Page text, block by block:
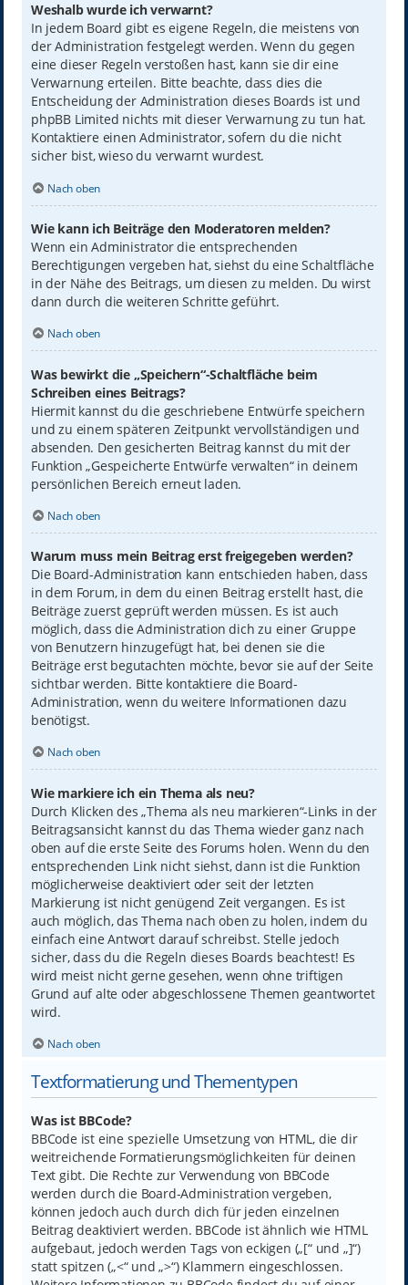
Weshalb wurde ich verwarnt?
In jedem Board gibt es eigene Regeln, die meistens von
der Administration festgelegt werden. Wenn du gegen
eine dieser Regeln verstoßen hast, kann sie dir eine
Verwarnung erteilen. Bitte beachte, dass dies die
Entscheidung der Administration dieses Boards ist und
phpBB Limited nichts mit dieser Verwarnung zu tun hat.
Kontaktiere einen Administrator, sofern du die nicht
sicher bist, wieso du verwarnt wurdest.
Nach oben
Wie kann ich Beiträge den Moderatoren melden?
Wenn ein Administrator die entsprechenden
Berechtigungen vergeben hat, siehst du eine Schaltfläche
in der Nähe des Beitrags, um diesen zu melden. Du wirst
dann durch die weiteren Schritte geführt.
Nach oben
Was bewirkt die „Speichern“-Schaltfläche beim
Schreiben eines Beitrags?
Hiermit kannst du die geschriebene Entwürfe speichern
und zu einem späteren Zeitpunkt vervollständigen und
absenden. Den gesicherten Beitrag kannst du mit der
Funktion „Gespeicherte Entwürfe verwalten“ in deinem
persönlichen Bereich erneut laden.
Nach oben
Warum muss mein Beitrag erst freigegeben werden?
Die Board-Administration kann entschieden haben, dass
in dem Forum, in dem du einen Beitrag erstellt hast, die
Beiträge zuerst geprüft werden müssen. Es ist auch
möglich, dass die Administration dich zu einer Gruppe
von Benutzern hinzugefügt hat, bei denen sie die
Beiträge erst begutachten möchte, bevor sie auf der Seite
sichtbar werden. Bitte kontaktiere die Board-
Administration, wenn du weitere Informationen dazu
benötigst.
Nach oben
Wie markiere ich ein Thema als neu?
Durch Klicken des „Thema als neu markieren“-Links in der
Beitragsansicht kannst du das Thema wieder ganz nach
oben auf die erste Seite des Forums holen. Wenn du den
entsprechenden Link nicht siehst, dann ist die Funktion
möglicherweise deaktiviert oder seit der letzten
Markierung ist nicht genügend Zeit vergangen. Es ist
auch möglich, das Thema nach oben zu holen, indem du
einfach eine Antwort darauf schreibst. Stelle jedoch
sicher, dass du die Regeln dieses Boards beachtest! Es
wird meist nicht gerne gesehen, wenn ohne triftigen
Grund auf alte oder abgeschlossene Themen geantwortet
wird.
Nach oben
Textformatierung und Thementypen
Was ist BBCode?
BBCode ist eine spezielle Umsetzung von HTML, die dir
weitreichende Formatierungsmöglichkeiten für deinen
Text gibt. Die Rechte zur Verwendung von BBCode
werden durch die Board-Administration vergeben,
können jedoch auch durch dich für jeden einzelnen
Beitrag deaktiviert werden. BBCode ist ähnlich wie HTML
aufgebaut, jedoch werden Tags von eckigen („[“ und „]“)
statt spitzen („<“ und „>“) Klammern eingeschlossen.